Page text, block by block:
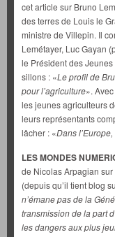
cet article sur Bruno
des terres de Louis le
ministre de Villepin. Il
Lemétayer, Luc Gayan
le Président des
sillons : «Le profil de
pour l’agriculture».
les jeunes agriculteurs
leurs représentants
lâcher : «Dans
LES MONDES
de Nicolas Arpagian
(depuis qu’il tient blog
n’émane pas de la
transmission de la part
les dangers aux plus